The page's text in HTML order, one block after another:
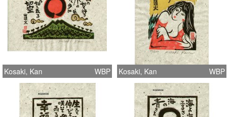
Kosaki, Kan WBP Kosaki, Kan WBP